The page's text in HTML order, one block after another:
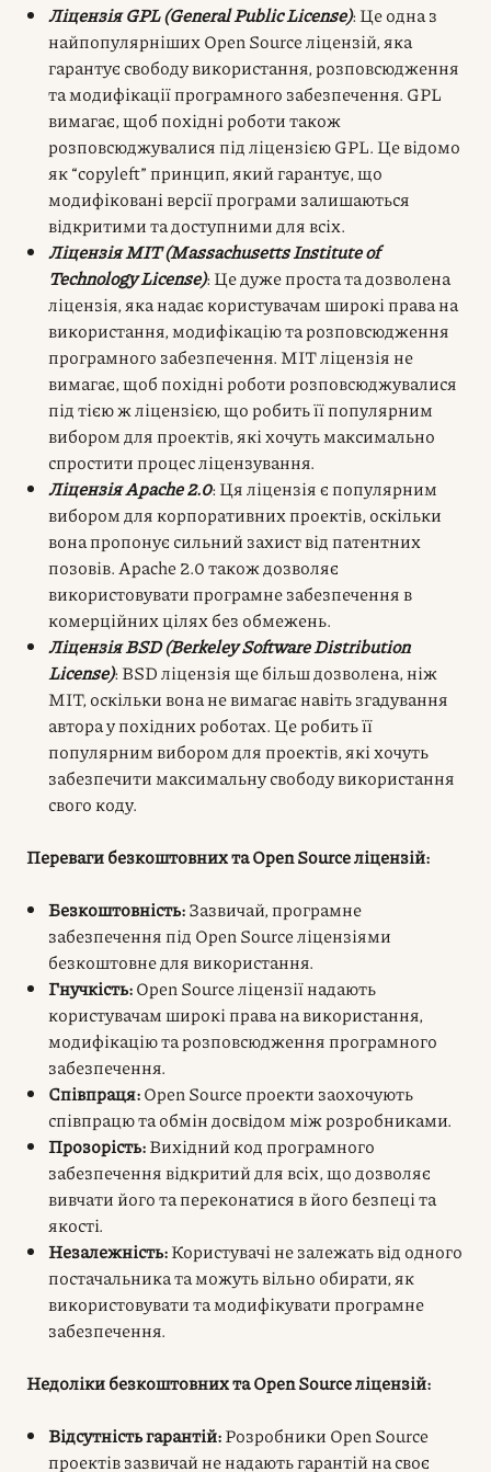
Ліцензія GPL (General Public License): Це одна з
найпопулярніших Open Source ліцензій, яка
гарантує свободу використання, розповсюдження
та модифікації програмного забезпечення. GPL
вимагає, щоб похідні роботи також
розповсюджувалися під ліцензією GPL. Це відомо
як “copyleft” принцип, який гарантує, що
модифіковані версії програми залишаються
відкритими та доступними для всіх.
Ліцензія MIT (Massachusetts Institute of
Technology License): Це дуже проста та дозволена
ліцензія, яка надає користувачам широкі права на
використання, модифікацію та розповсюдження
програмного забезпечення. MIT ліцензія не
вимагає, щоб похідні роботи розповсюджувалися
під тією ж ліцензією, що робить її популярним
вибором для проектів, які хочуть максимально
спростити процес ліцензування.
Ліцензія Apache 2.0: Ця ліцензія є популярним
вибором для корпоративних проектів, оскільки
вона пропонує сильний захист від патентних
позовів. Apache 2.0 також дозволяє
використовувати програмне забезпечення в
комерційних цілях без обмежень.
Ліцензія BSD (Berkeley Software Distribution
License): BSD ліцензія ще більш дозволена, ніж
MIT, оскільки вона не вимагає навіть згадування
автора у похідних роботах. Це робить її
популярним вибором для проектів, які хочуть
забезпечити максимальну свободу використання
свого коду.
Переваги безкоштовних та Open Source ліцензій:
Безкоштовність:Зазвичай, програмне
забезпечення під Open Source ліцензіями
безкоштовне для використання.
Гнучкість:Open Source ліцензії надають
користувачам широкі права на використання,
модифікацію та розповсюдження програмного
забезпечення.
Співпраця:Open Source проекти заохочують
співпрацю та обмін досвідом між розробниками.
Прозорість:Вихідний код програмного
забезпечення відкритий для всіх, що дозволяє
вивчати його та переконатися в його безпеці та
якості.
Незалежність:Користувачі не залежать від одного
постачальника та можуть вільно обирати, як
використовувати та модифікувати програмне
забезпечення.
Недоліки безкоштовних та Open Source ліцензій:
Відсутність гарантій:Розробники Open Source
проектів зазвичай не надають гарантій на своє